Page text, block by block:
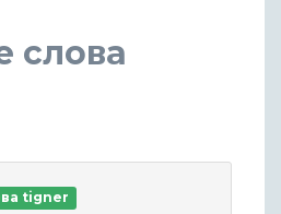
слова
tigner